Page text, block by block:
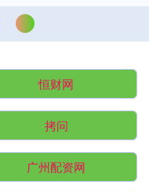
恒财网
拷问
广州配资网